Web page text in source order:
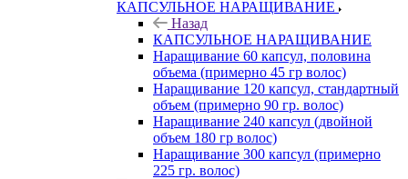
КАПСУЛЬНОЕ НАРАЩИВАНИЕ
Назад
КАПСУЛЬНОЕ НАРАЩИВАНИЕ
Наращивание 60 капсул, половина
объема (примерно 45 гр волос)
Наращивание 120 капсул, стандартный
объем (примерно 90 гр. волос)
Наращивание 240 капсул (двойной
объем 180 гр волос)
Наращивание 300 капсул (примерно
225 гр. волос)